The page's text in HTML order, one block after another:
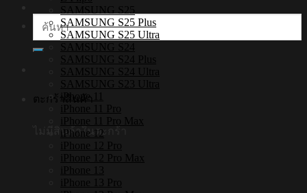
ค้นหา:
ตะกร้าสินค้า
ไม่มีสินค้าในตะกร้า
SAMSUNG S25
SAMSUNG S25 Plus
SAMSUNG S25 Ultra
SAMSUNG S24
SAMSUNG S24 Plus
SAMSUNG S24 Ultra
SAMSUNG S23 Ultra
iPhone 11
iPhone 11 Pro
iPhone 11 Pro Max
iPhone 12
iPhone 12 Pro
iPhone 12 Pro Max
iPhone 13
iPhone 13 Pro